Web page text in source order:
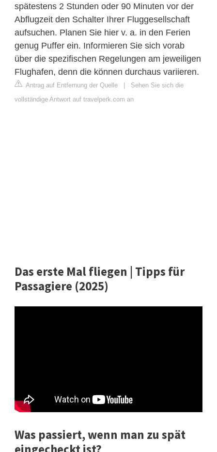
spätestens 2 Stunden oder 90 Minuten vor der
Abflugzeit den Schalter Ihrer Fluggesellschaft
aufsuchen. Planen Sie hier v. a. in den Ferien
genug Puffer ein. Informieren Sie sich vorab
über die spezifischen Regelungen am jeweiligen
Flughafen, denn die können durchaus variieren.
Antrag auf Entfernung der Quelle
Sehen Sie sich die
vollständige Antwort auf travelperk.com an
Das erste Mal fliegen | Tipps für
Passagiere (2025)
Was passiert, wenn man zu spät
eingecheckt ist?